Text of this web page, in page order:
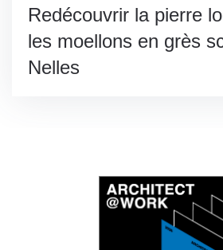
Redécouvrir la pierre
les moellons en grès
Nelles